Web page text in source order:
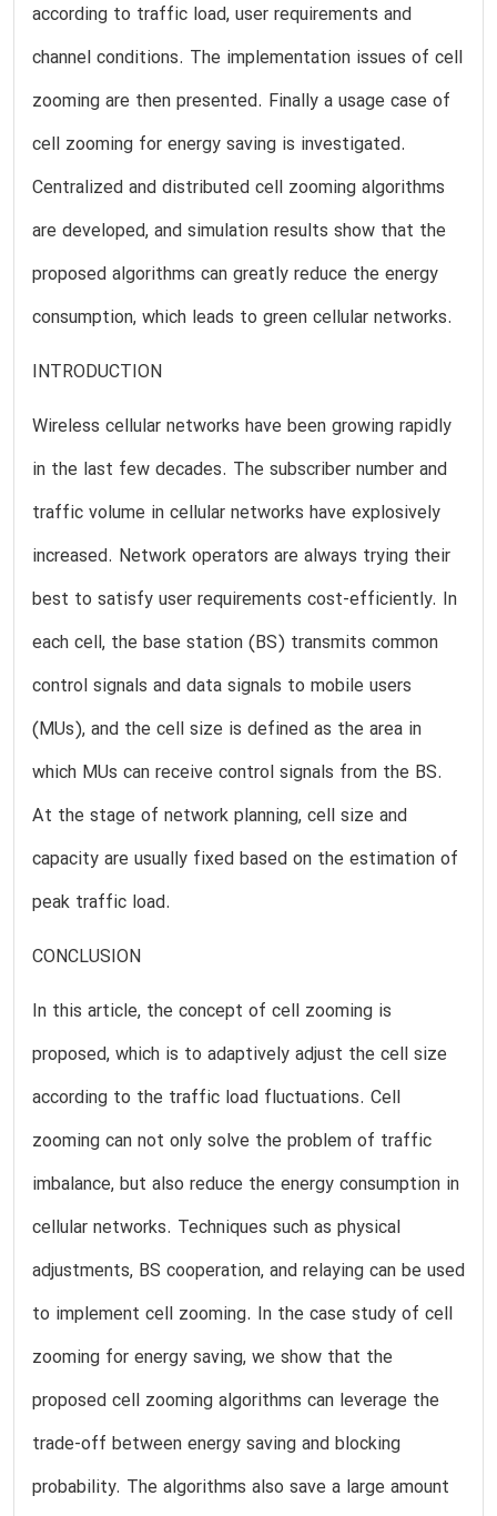
according to traffic load, user requirements and
channel conditions. The implementation issues of cell
zooming are then presented. Finally a usage case of
cell zooming for energy saving is investigated.
Centralized and distributed cell zooming algorithms
are developed, and simulation results show that the
proposed algorithms can greatly reduce the energy
consumption, which leads to green cellular networks.
INTRODUCTION
Wireless cellular networks have been growing rapidly
in the last few decades. The subscriber number and
traffic volume in cellular networks have explosively
increased. Network operators are always trying their
best to satisfy user requirements cost-efficiently. In
each cell, the base station (BS) transmits common
control signals and data signals to mobile users
(MUs), and the cell size is defined as the area in
which MUs can receive control signals from the BS.
At the stage of network planning, cell size and
capacity are usually fixed based on the estimation of
peak traffic load.
CONCLUSION
In this article, the concept of cell zooming is
proposed, which is to adaptively adjust the cell size
according to the traffic load fluctuations. Cell
zooming can not only solve the problem of traffic
imbalance, but also reduce the energy consumption in
cellular networks. Techniques such as physical
adjustments, BS cooperation, and relaying can be used
to implement cell zooming. In the case study of cell
zooming for energy saving, we show that the
proposed cell zooming algorithms can leverage the
trade-off between energy saving and blocking
probability. The algorithms also save a large amount